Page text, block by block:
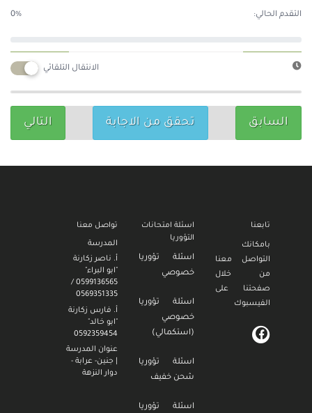
التقدم الحالي: 0%
الانتقال التلقائي
السابق تحقق من الاجابة التالي
تواصل معنا
المدرسة
أ. ناصر زكارنة
"ابو البراء"
0599136565 /
0569351335
أ. فارس زكارنة
"ابو خالد"
0592359454
عنوان المدرسة
| جنين- عرابة -
دوار النزهة
اسئلة امتحانات
التؤوريا
اسئلة تؤوريا
خصوصي
اسئلة تؤوريا
خصوصي
(استكمالي)
اسئلة تؤوريا
شحن خفيف
اسئلة تؤوريا
تابعنا
بامكانك
التواصل معنا
من خلال
صفحتنا على
الفيسبوك